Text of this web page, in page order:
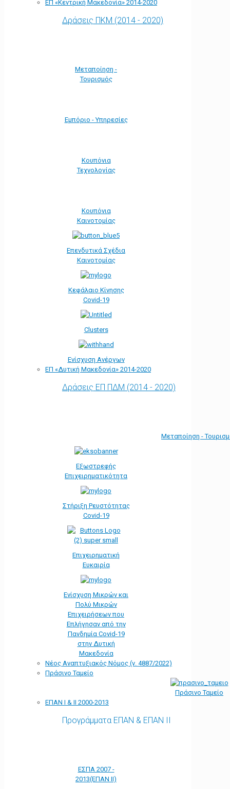
ΕΠ «Kεντρική Μακεδονία» 2014-2020
Δράσεις ΠΚΜ (2014 - 2020)
Μεταποίηση -
Τουρισμός
Εμπόριο - Υπηρεσίες
Κουπόνια
Τεχνολογίας
Κουπόνια
Καινοτομίας
Επενδυτικά Σχέδια
Καινοτομίας
Κεφάλαιο Κίνησης
Covid-19
Clusters
Ενίσχυση Ανέργων
ΕΠ «Δυτική Μακεδονία» 2014-2020
Δράσεις ΕΠ ΠΔΜ (2014 - 2020)
Μεταποίηση -
Εξωστρεφής
Επιχειρηματικότητα
Στήριξη Ρευστότητας
Covid-19
Επιχειρηματική
Ευκαιρία
Ενίσχυση Μικρών και
Πολύ Μικρών
Επιχειρήσεων που
Επλήγησαν από την
Πανδημία Covid-19
στην Δυτική
Μακεδονία
Νέος Αναπτυξιακός Νόμος (ν. 4887/2022)
Πράσινο Ταμείο
Πράσινο Ταμείο
ΕΠΑΝ Ι & ΙΙ 2000-2013
Προγράμματα ΕΠΑΝ & ΕΠΑΝ ΙΙ
ΕΣΠΑ 2007 -
2013(ΕΠΑΝ ΙΙ)